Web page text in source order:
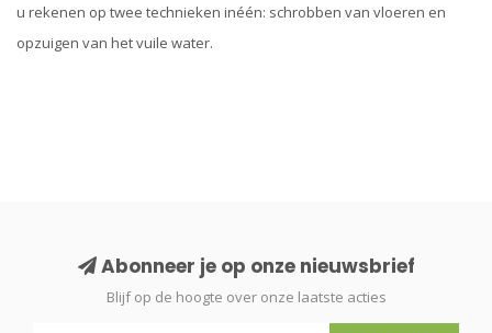
u rekenen op twee technieken inéén: schrobben van vloeren en
opzuigen van het vuile water.
Abonneer je op onze nieuwsbrief
Blijf op de hoogte over onze laatste acties